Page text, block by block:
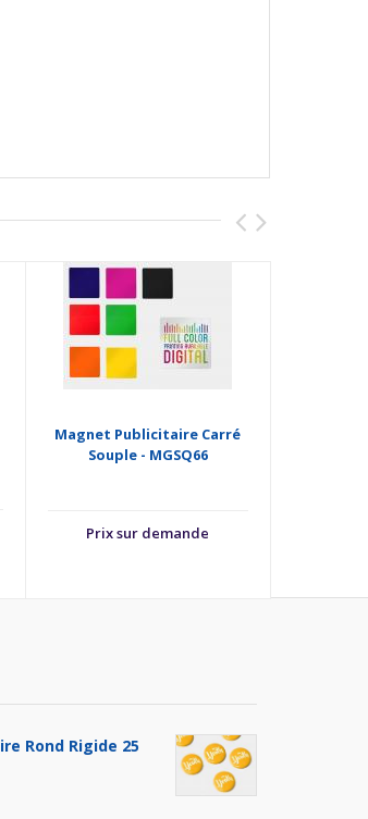
Magnet Publicitaire Carré
Souple - MGSQ66
Prix sur demande
Rond Rigide 25